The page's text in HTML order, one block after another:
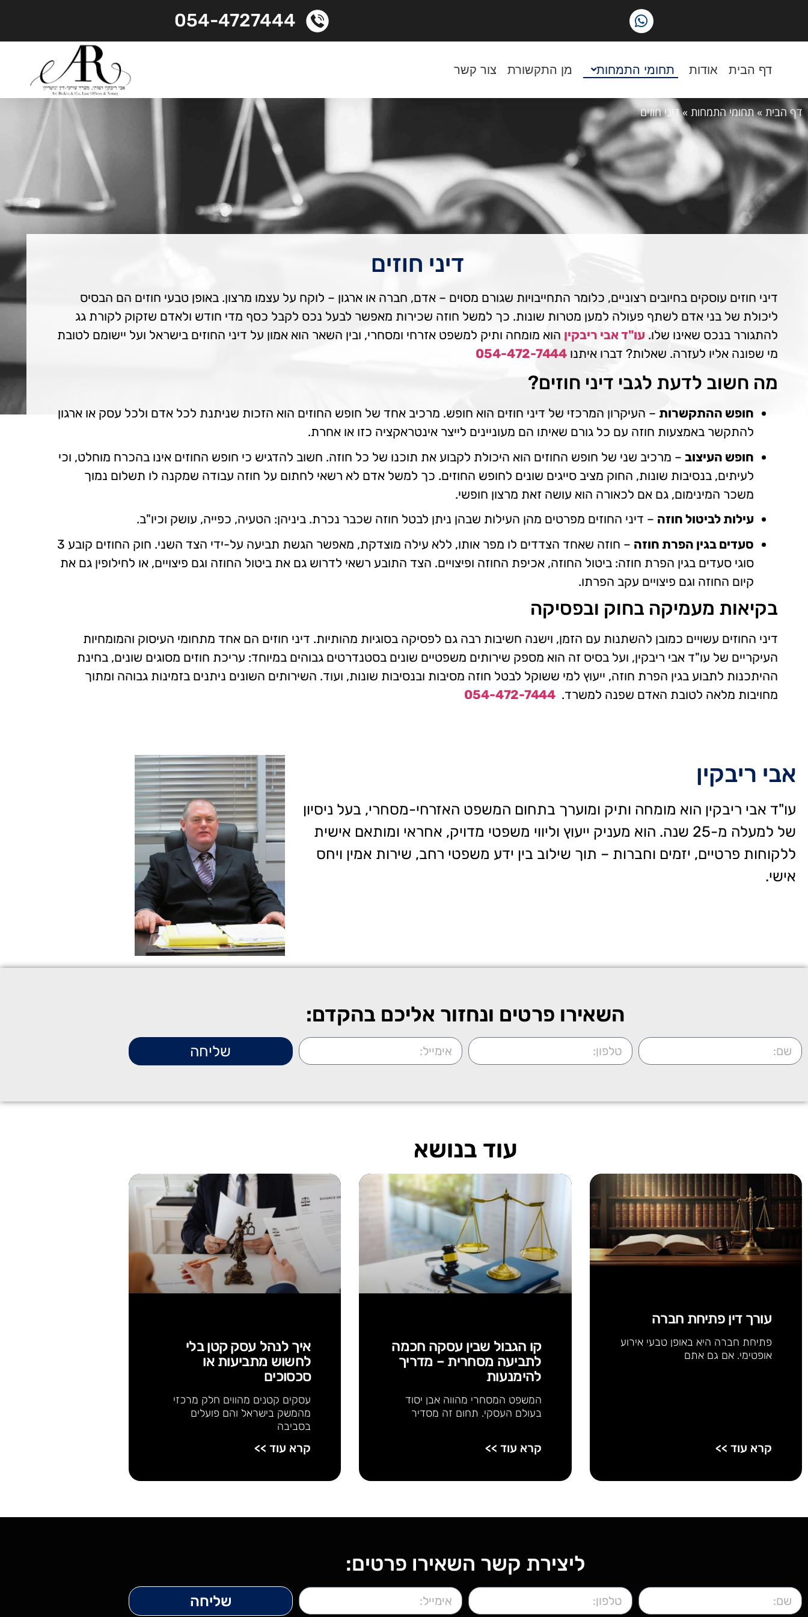
054-4727444
דף הבית אודות תחומי התמחות מן התקשורת צור קשר
דף הבית »תחומי התמחות »דיני חוזים
דיני חוזים
דיני חוזים עוסקים בחיובים רצוניים, כלומר התחייבויות שגורם מסוים – אדם, חברה או ארגון – לוקח על עצמו מרצון. באופן טבעי חוזים הם הבסיס
ליכולת של בני אדם לשתף פעולה למען מטרות שונות. כך למשל חוזה שכירות מאפשר לבעל נכס לקבל כסף מדי חודש ולאדם שזקוק לקורת גג
להתגורר בנכס שאינו שלו. עו"ד אבי ריבקין הוא מומחה ותיק למשפט אזרחי ומסחרי, ובין השאר הוא אמון על דיני החוזים בישראל ועל יישומם לטובת
מי שפונה אליו לעזרה. שאלות? דברו איתנו 054-472-7444
מה חשוב לדעת לגבי דיני חוזים?
חופש ההתקשרות – העיקרון המרכזי של דיני חוזים הוא חופש. מרכיב אחד של חופש החוזים הוא הזכות שניתנת לכל אדם ולכל עסק או ארגון
להתקשר באמצעות חוזה עם כל גורם שאיתו הם מעוניינים לייצר אינטראקציה כזו או אחרת.
חופש העיצוב – מרכיב שני של חופש החוזים הוא היכולת לקבוע את תוכנו של כל חוזה. חשוב להדגיש כי חופש החוזים אינו בהכרח מוחלט, וכי
לעיתים, בנסיבות שונות, החוק מציב סייגים שונים לחופש החוזים. כך למשל אדם לא רשאי לחתום על חוזה עבודה שמקנה לו תשלום נמוך
משכר המינימום, גם אם לכאורה הוא עושה זאת מרצון חופשי.
עילות לביטול חוזה – דיני החוזים מפרטים מהן העילות שבהן ניתן לבטל חוזה שכבר נכרת. ביניהן: הטעיה, כפייה, עושק וכיו"ב.
סעדים בגין הפרת חוזה
– חוזה שאחד הצדדים לו מפר אותו, ללא עילה מוצדקת, מאפשר הגשת תביעה על-ידי הצד השני. חוק החוזים קובע 3
סוגי סעדים בגין הפרת חוזה: ביטול החוזה, אכיפת החוזה ופיצויים. הצד התובע רשאי לדרוש גם את ביטול החוזה וגם פיצויים, או לחילופין גם את
קיום החוזה וגם פיצויים עקב הפרתו.
בקיאות מעמיקה בחוק ובפסיקה
דיני החוזים עשויים כמובן להשתנות עם הזמן, וישנה חשיבות רבה גם לפסיקה בסוגיות מהותיות. דיני חוזים הם אחד מתחומי העיסוק והמומחיות
העיקריים של עו"ד אבי ריבקין, ועל בסיס זה הוא מספק שירותים משפטיים שונים בסטנדרטים גבוהים במיוחד: עריכת חוזים מסוגים שונים, בחינת
ההיתכנות לתבוע בגין הפרת חוזה, ייעוץ למי ששוקל לבטל חוזה מסיבות ובנסיבות שונות, ועוד. השירותים השונים ניתנים בזמינות גבוהה ומתוך
מחויבות מלאה לטובת האדם שפנה למשרד. 054-472-7444
אבי ריבקין
עו"ד אבי ריבקין הוא מומחה ותיק ומוערך בתחום המשפט האזרחי-מסחרי, בעל ניסיון
של למעלה מ-25 שנה. הוא מעניק ייעוץ וליווי משפטי מדויק, אחראי ומותאם אישית
ללקוחות פרטיים, יזמים וחברות – תוך שילוב בין ידע משפטי רחב, שירות אמין ויחס
אישי.
השאירו פרטים ונחזור אליכם בהקדם:
שליחה
עוד בנושא
עורך דין פתיחת חברה
פתיחת חברה היא באופן טבעי אירוע
אופטימי. אם גם אתם
קרא עוד >>
קו הגבול שבין עסקה חכמה
לתביעה מסחרית – מדריך
להימנעות
המשפט המסחרי מהווה אבן יסוד
בעולם העסקי. תחום זה מסדיר
קרא עוד >>
איך לנהל עסק קטן בלי
לחשוש מתביעות או
סכסוכים
עסקים קטנים מהווים חלק מרכזי
מהמשק בישראל והם פועלים
בסביבה
קרא עוד >>
ליצירת קשר השאירו פרטים:
שליחה